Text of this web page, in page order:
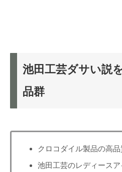
池田工芸ダサい説
品群
クロコダイル製品の高
池田工芸のレディース